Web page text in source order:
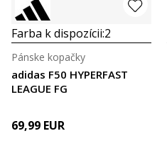
Farba k dispozícii:2
adidas F50 HYPERFAST
LEAGUE FG
Pánske kopačky
69,99 EUR